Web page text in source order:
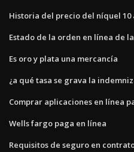
Historia del precio del níquel 10
Estado de la orden en línea de
Es oro y plata una mercancía
¿a qué tasa se grava la
Comprar aplicaciones en línea
Wells fargo paga en línea
Requisitos de seguro en